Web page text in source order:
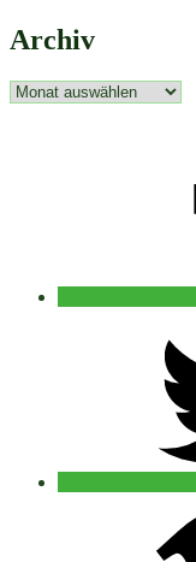
Archiv
Archiv